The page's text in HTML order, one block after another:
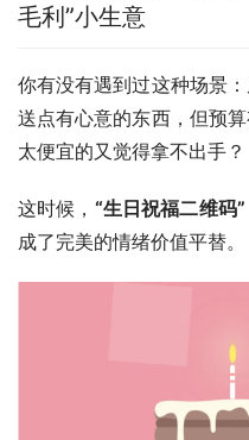
毛利”小生意
你有没有遇到过这种场景
送点有心意的东西，但预
太便宜的又觉得拿不出手？
这时候， “生日祝福二维码”
成了完美的情绪价值平替。